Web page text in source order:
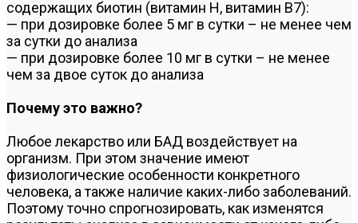
содержащих биотин (витамин Н, витамин В7):
— при дозировке более 5 мг в сутки – не менее чем
за сутки до анализа
— при дозировке более 10 мг в сутки – не менее
чем за двое суток до анализа
Почему это важно?
Любое лекарство или БАД воздействует на
организм. При этом значение имеют
физиологические особенности конкретного
человека, а также наличие каких-либо заболеваний.
Поэтому точно спрогнозировать, как изменятся